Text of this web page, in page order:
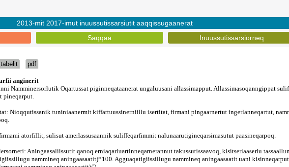
Saqqaa Inuussutissarsiorneq
2013-mit 2017-imut inuussutissarsiutit aaqqissugaanerat
tabelit pdf